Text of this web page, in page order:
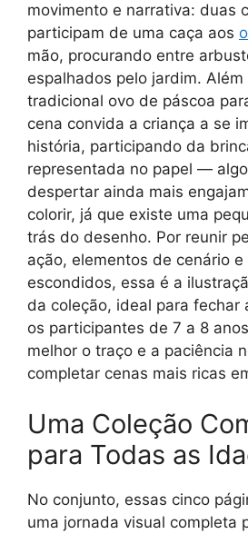
movimento e narrativa: duas
participam de uma caça aos
mão, procurando entre
espalhados pelo jardim.
tradicional ovo de páscoa
cena convida a criança a se
história, participando da
representada no papel —
despertar ainda mais
colorir, já que existe uma
trás do desenho. Por reunir
ação, elementos de cenário
escondidos, essa é a
da coleção, ideal para fechar
os participantes de 7 a 8
melhor o traço e a paciência
completar cenas mais ricas
Uma Coleção
para Todas as
No conjunto, essas cinco
uma jornada visual completa